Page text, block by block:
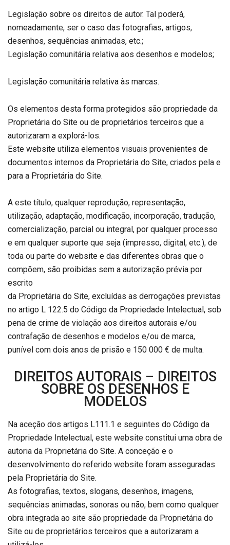
Legislação sobre os direitos de autor. Tal poderá,
nomeadamente, ser o caso das fotografias, artigos,
desenhos, sequências animadas, etc.;
Legislação comunitária relativa aos desenhos e modelos;
Legislação comunitária relativa às marcas.
Os elementos desta forma protegidos são propriedade da
Proprietária do Site ou de proprietários terceiros que a
autorizaram a explorá-los.
Este website utiliza elementos visuais provenientes de
documentos internos da Proprietária do Site, criados pela e
para a Proprietária do Site.
A este título, qualquer reprodução, representação,
utilização, adaptação, modificação, incorporação, tradução,
comercialização, parcial ou integral, por qualquer processo
e em qualquer suporte que seja (impresso, digital, etc.), de
toda ou parte do website e das diferentes obras que o
compõem, são proibidas sem a autorização prévia por
escrito
da Proprietária do Site, excluídas as derrogações previstas
no artigo L 122.5 do Código da Propriedade Intelectual, sob
pena de crime de violação aos direitos autorais e/ou
contrafação de desenhos e modelos e/ou de marca,
punível com dois anos de prisão e 150 000 € de multa.
DIREITOS AUTORAIS – DIREITOS
SOBRE OS DESENHOS E
MODELOS
Na aceção dos artigos L111.1 e seguintes do Código da
Propriedade Intelectual, este website constitui uma obra de
autoria da Proprietária do Site. A conceção e o
desenvolvimento do referido website foram asseguradas
pela Proprietária do Site.
As fotografias, textos, slogans, desenhos, imagens,
sequências animadas, sonoras ou não, bem como qualquer
obra integrada ao site são propriedade da Proprietária do
Site ou de proprietários terceiros que a autorizaram a